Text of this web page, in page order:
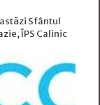
Sfântul
ÎPS Calinic